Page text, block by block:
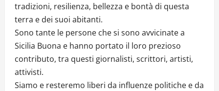
tradizioni, resilienza, bellezza e bontà di questa
terra e dei suoi abitanti.
Sono tante le persone che si sono avvicinate a
Sicilia Buona e hanno portato il loro prezioso
contributo, tra questi giornalisti, scrittori, artisti,
attivisti.
Siamo e resteremo liberi da influenze politiche e da